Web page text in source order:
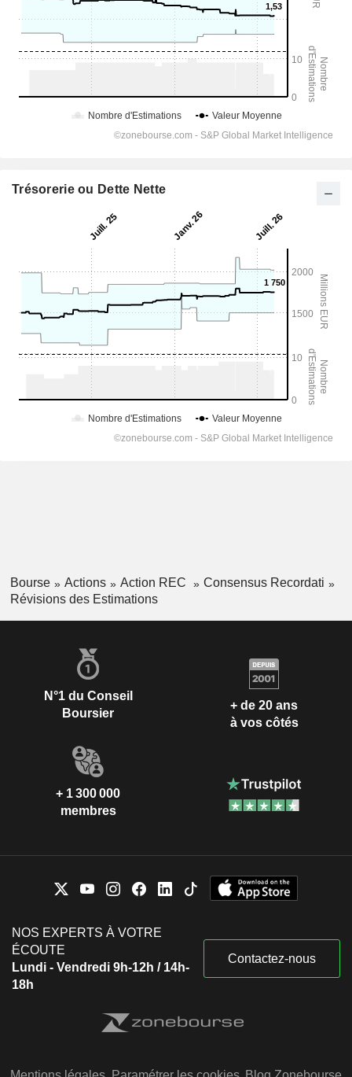
Trésorerie ou Dette Nette
Bourse Actions Action REC
Consensus Recordati
Révisions des Estimations
N°1 du Conseil
Boursier
+ de 20 ans
à vos côtés
+ 1 300 000
membres
NOS EXPERTS À VOTRE
ÉCOUTE
Lundi - Vendredi 9h-12h / 14h-
18h
Contactez-nous